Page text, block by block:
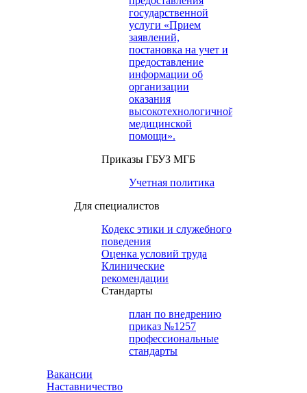
государственной
услуги «Прием
заявлений,
постановка на учет и
предоставление
информации об
организации
оказания
высокотехнологичной
медицинской
помощи».
Приказы ГБУЗ МГБ
Учетная политика
Для специалистов
Кодекс этики и служебного
поведения
Оценка условий труда
Клинические
рекомендации
Cтандарты
план по внедрению
приказ №1257
профессиональные
стандарты
Вакансии
Наставничество